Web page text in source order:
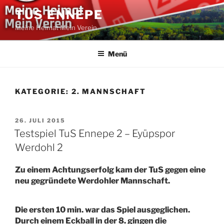
Zum
Inhalt
springen
TUS ENNEPE
Meine Heimat Mein Verein
Menü
KATEGORIE: 2. MANNSCHAFT
VERÖFFENTLICHT
AM
26. JULI 2015
Testspiel TuS Ennepe 2 – Eyüpspor
Werdohl 2
Zu einem Achtungserfolg kam der TuS gegen eine
neu gegründete Werdohler Mannschaft.
Die ersten 10 min. war das Spiel ausgeglichen.
Durch einem Eckball in der 8. gingen die